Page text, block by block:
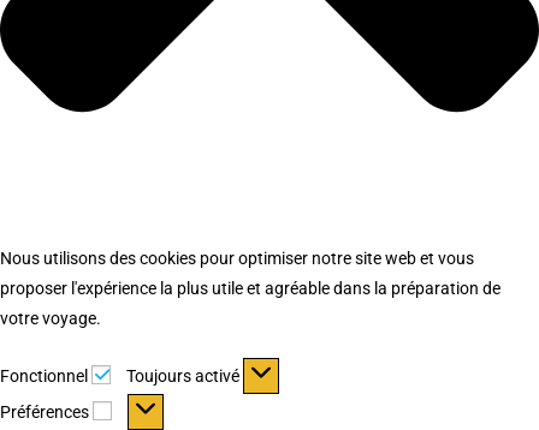
Nous utilisons des cookies pour optimiser notre site web et vous
proposer l'expérience la plus utile et agréable dans la préparation de
votre voyage.
Fonctionnel Fonctionnel
Toujours activé
Préférences
Préférences